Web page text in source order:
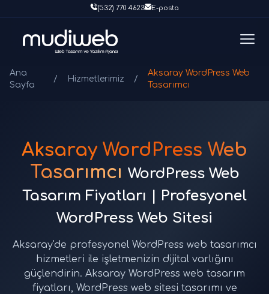
(532) 770 4623 E-posta
Ana
Sayfa
/ Hizmetlerimiz /
Aksaray WordPress Web
Tasarımcı
Aksaray WordPress Web
Tasarımcı WordPress Web
Tasarım Fiyatları | Profesyonel
WordPress Web Sitesi
Aksaray'de profesyonel WordPress web tasarımcı
hizmetleri ile işletmenizin dijital varlığını
güçlendirin. Aksaray WordPress web tasarım
fiyatları, WordPress web sitesi tasarımı ve